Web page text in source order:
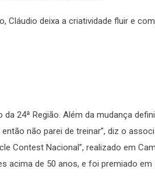
deixa a criatividade fluir e
24ª Região. Além da mudança
não parei de treinar”, diz o
Contest Nacional”, realizado em
acima de 50 anos, e foi premiado em